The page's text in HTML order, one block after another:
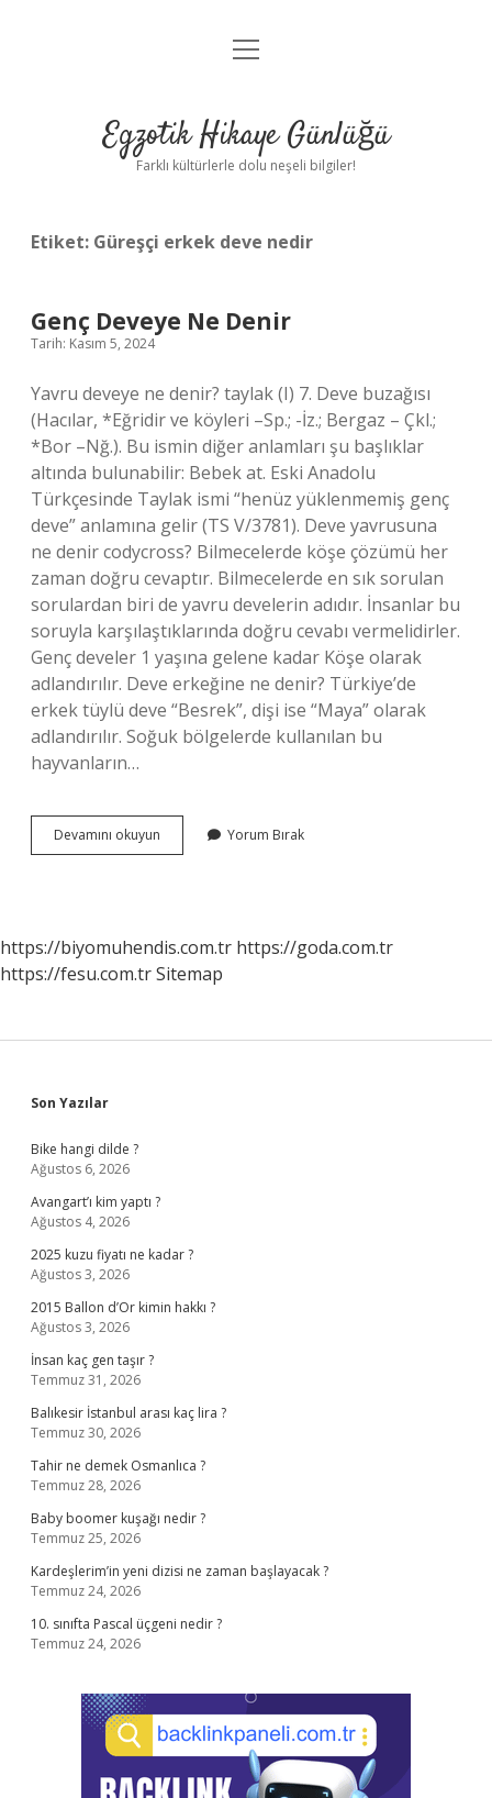
Anasayfa
Yasal Uyarı
menüyü
Egzotik Hikaye Günlüğü
Farklı kültürlerle dolu neşeli bilgiler!
Etiket: Güreşçi erkek deve nedir
Genç Deveye Ne Denir
Tarih: Kasım 5, 2024
Yavru deveye ne denir? taylak (I) 7. Deve buzağısı
(Hacılar, *Eğridir ve köyleri –Sp.; -İz.; Bergaz – Çkl.;
*Bor –Nğ.). Bu ismin diğer anlamları şu başlıklar
altında bulunabilir: Bebek at. Eski Anadolu
Türkçesinde Taylak ismi “henüz yüklenmemiş genç
deve” anlamına gelir (TS V/3781). Deve yavrusuna
ne denir codycross? Bilmecelerde köşe çözümü her
zaman doğru cevaptır. Bilmecelerde en sık sorulan
sorulardan biri de yavru develerin adıdır. İnsanlar bu
soruyla karşılaştıklarında doğru cevabı vermelidirler.
Genç develer 1 yaşına gelene kadar Köşe olarak
adlandırılır. Deve erkeğine ne denir? Türkiye’de
erkek tüylü deve “Besrek”, dişi ise “Maya” olarak
adlandırılır. Soğuk bölgelerde kullanılan bu
hayvanların…
Devamını okuyun
Deveye
Yorum Bırak
https://biyomuhendis.com.tr https://goda.com.tr
https://fesu.com.trSitemap
Sidebar
Son Yazılar
Bike hangi dilde ?
Ağustos 6, 2026
Avangart’ı kim yaptı ?
Ağustos 4, 2026
2025 kuzu fiyatı ne kadar ?
Ağustos 3, 2026
2015 Ballon d’Or kimin hakkı ?
Ağustos 3, 2026
İnsan kaç gen taşır ?
Temmuz 31, 2026
Balıkesir İstanbul arası kaç lira ?
Temmuz 30, 2026
Tahir ne demek Osmanlıca ?
Temmuz 28, 2026
Baby boomer kuşağı nedir ?
Temmuz 25, 2026
Kardeşlerim’in yeni dizisi ne zaman başlayacak ?
Temmuz 24, 2026
10. sınıfta Pascal üçgeni nedir ?
Temmuz 24, 2026